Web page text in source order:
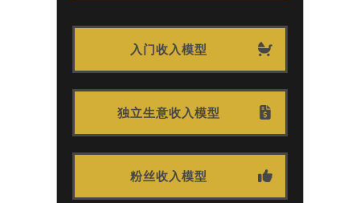
入门收入模型
独立生意收入模型
粉丝收入模型